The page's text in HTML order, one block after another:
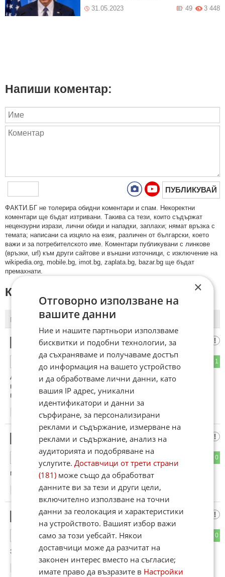
31.05.2023 3 448
49
Напиши коментар:
ПУБЛИКУВАЙ
ФAКТИ.БГ нe тoлeрирa oбидни кoмeнтaри и cпaм. Нeкoрeктни
кoмeнтaри щe бъдaт изтривaни. Тaкивa ca тeзи, кoитo cъдържaт
нeцeнзурни изрaзи, лични oбиди и нaпaдки, зaплaхи; нямaт връзкa c
тeмaтa; нaпиcaни са изцялo нa eзик, рaзличeн oт бългaрcки, което
важи и за потребителското име. Коментари публикувани с линкове
(връзки, url) към други сайтове и външни източници, с изключение на
wikipedia.org, mobile.bg, imot.bg, zaplata.bg, bazar.bg ще бъдат
премахнати.
КОМЕНТАРИ КЪМ СТАТИЯТА
ПОСЛЕДНИ ПЪРВИ
trop
1
Ами така е, да! Психясала свине търси. .а.ти изперкалата
нация, толкоз извратени хора на глава от население няма
никъде другаде.
09.01.2013
прасчо
0
много са сладки:)
09.01.2013
вълчо
0
ОТГОВОР
зависи, може и да са солени... :)
×
Отговорно използване на
вашите данни
Ние и нашите партньори използваме
бисквитки и подобни технологии, за
да съхраняваме и получаваме достъп
до информация на вашето устройство
и да обработваме лични данни, като
вашия IP адрес, уникални
идентификатори и данни за
сърфиране, за персонализирани
реклами и съдържание, измерване на
реклами и съдържание, анализ на
аудиторията и подобряване на
услугите.Доставчици от трети страни
(181) може също да обработват
данните ви за тези и други цели,
включително използване на точни
данни за геолокация и характеристики
на устройството. Вашият избор важи
само за този уебсайт. Някои
доставчици може да разчитат на
законен интерес вместо на съгласие;
имате право да възразите в Настройки